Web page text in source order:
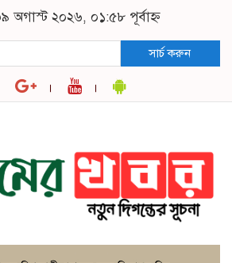
অগাস্ট ২০২৬, ০১:৫৮ পূর্বাহ্ন
সার্চ করুন